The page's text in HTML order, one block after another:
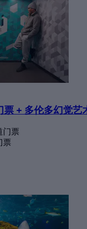
+ 多伦多幻觉艺
门票
票